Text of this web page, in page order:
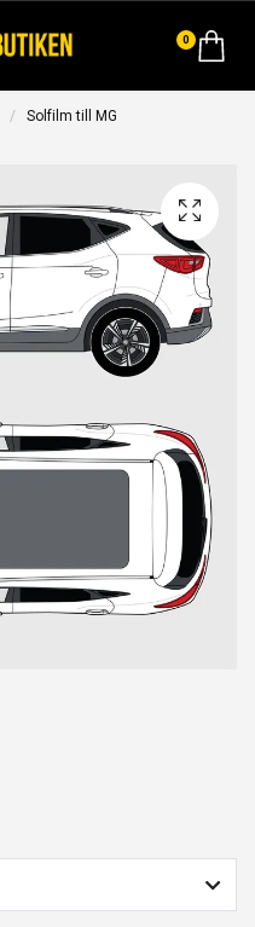
0
Solfilm till MG